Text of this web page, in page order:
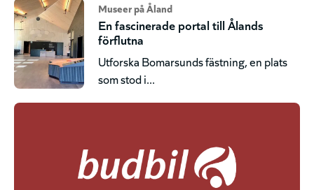
Museer på Åland
En fascinerade portal till Ålands
förflutna
Utforska Bomarsunds fästning, en plats
som stod i...